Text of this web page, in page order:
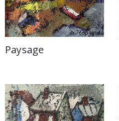
Paysage